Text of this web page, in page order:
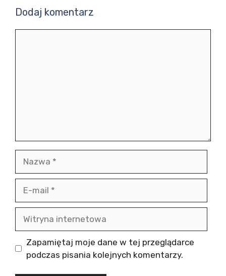
Dodaj komentarz
mail
internetowa
Zapamiętaj moje dane w tej przeglądarce
podczas pisania kolejnych komentarzy.